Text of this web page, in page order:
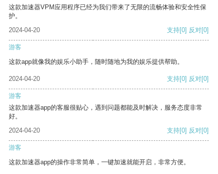
这款加速器VPM应用程序已经为我们带来了无限的流畅体验和安全性保
护。
2024-04-20
支持[0] 反对[0]
游客
这款app就像我的娱乐小助手，随时随地为我的娱乐提供帮助。
2024-04-20 支持[0] 反对[0]
游客
这款加速器app的客服很贴心，遇到问题都能及时解决，服务态度非常
好。
2024-04-20
支持[0] 反对[0]
游客
这款加速器app的操作非常简单，一键加速就能开启，非常方便。